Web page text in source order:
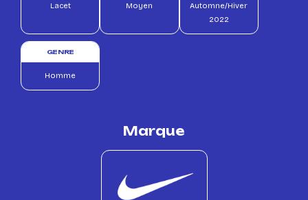
Lacet Moyen
Automne/Hiver
2022
GENRE
Homme
Marque